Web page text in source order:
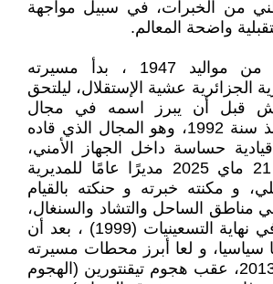
من الخبرات، في سبيل مواجهة
واضحة المعالم.
و الجنرال حسان من مواليد 1947 ، بدأ مسيرته
الجزائرية عشية الإستقلال، ليلتحق
قبل أن يبرز اسمه في مجال
مكافحة الإرهاب منذ سنة 1992، وهو المجال الذي قاده
حساسة داخل الجهاز الأمني،
قبل أن يُعين في 21 ماي 2025 مديرًا عامًا للمديرية
و مكنته خبرته و حنكته بالقيام
مناطق الساحل والتشاد والسنغال،
ليعود إلي الجزائر في نهاية التسعينيات (1999) ، بعد أن
سياسيا، و لعا أبرز محطات مسيرته
كانت في ليبيا عام 2013، عقب هجوم تيقنتورين (الهجوم